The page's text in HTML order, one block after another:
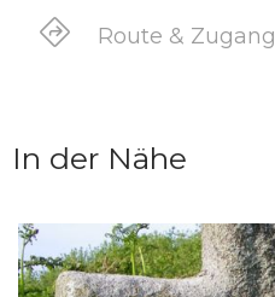
Route & Zugang
In der Nähe